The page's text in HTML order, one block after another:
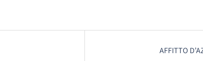
AFFITTO